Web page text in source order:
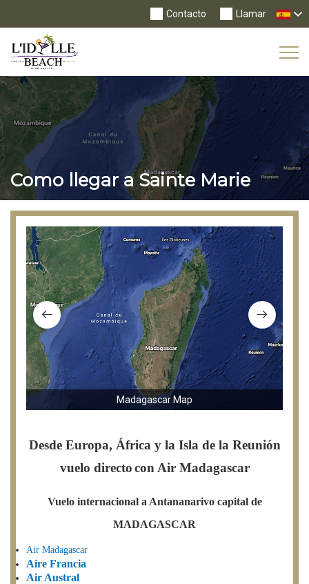
Llamar
Contacto
Como llegar a Sainte Marie
Madagascar Map
Desde Europa, África y la Isla de la Reunión
vuelo directocon Air Madagascar
Vuelo internacional a Antananarivo capital de
MADAGASCAR
Air Madagascar
Aire Francia
Air Austral